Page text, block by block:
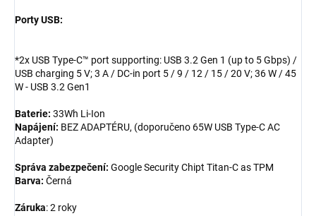
Porty USB:
*2x USB Type-C™ port supporting: USB 3.2 Gen 1 (up to 5 Gbps) /
USB charging 5 V; 3 A / DC-in port 5 / 9 / 12 / 15 / 20 V; 36 W / 45
W - USB 3.2 Gen1
Baterie: 33Wh Li-Ion
Napájení: BEZ ADAPTÉRU, (doporučeno 65W USB Type-C AC
Adapter)
Správa zabezpečení: Google Security Chipt Titan-C as TPM
Barva: Černá
Záruka: 2 roky